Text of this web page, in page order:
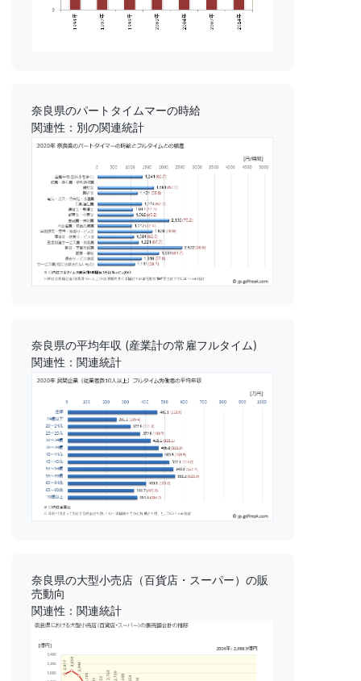
奈良県のパートタイムマーの時給
関連性：別の関連統計
奈良県の平均年収 (産業計の常雇フルタイム)
関連性：関連統計
奈良県の大型小売店（百貨店・スーパー）の販
売動向
関連性：関連統計